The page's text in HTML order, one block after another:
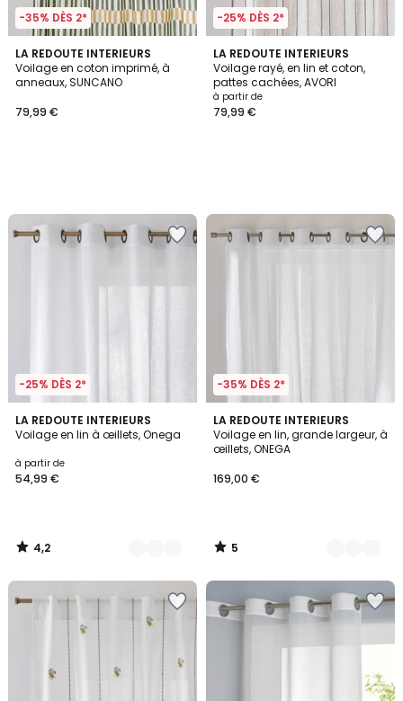
-35% DÈS 2*
LA REDOUTE INTERIEURS
Voilage en coton imprimé, à
anneaux, SUNCANO
79,99 €
-25% DÈS 2*
LA REDOUTE INTERIEURS
Voilage rayé, en lin et coton,
pattes cachées, AVORI
à partir de
79,99 €
-25% DÈS 2*
LA REDOUTE INTERIEURS
Voilage en lin à œillets, Onega
à partir de
54,99 €
4,2
/ 5
4
Couleurs
4,2
/
-35% DÈS 2*
LA REDOUTE INTERIEURS
Voilage en lin, grande largeur, à
œillets, ONEGA
169,00 €
5
/
5
4
Couleurs
5
/